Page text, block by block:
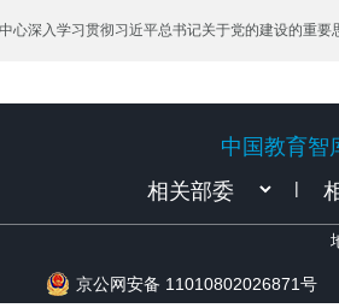
心深入学习贯彻习近平总书记关于党的建设的重要
中国教育智
|
京公网安备 11010802026871号